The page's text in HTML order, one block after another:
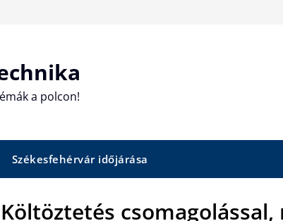
a polcon!
Székesfehérvár időjárása
Költöztetés csomagolással,